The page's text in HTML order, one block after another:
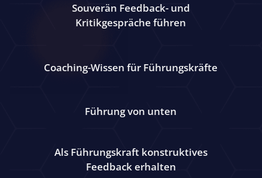
Souverän Feedback- und
Kritikgespräche führen
Coaching-Wissen für Führungskräfte
Führung von unten
Als Führungskraft konstruktives
Feedback erhalten